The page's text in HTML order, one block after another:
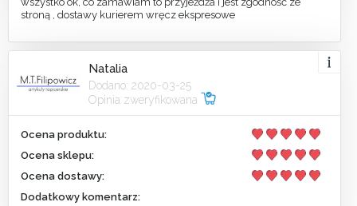
stroną , dostawy kurierem wręcz ekspresowe
Natalia
Dodano: 2020-03-25
Opinia zweryfikowana
Ocena produktu:
Ocena sklepu:
Ocena dostawy:
Dodatkowy komentarz: